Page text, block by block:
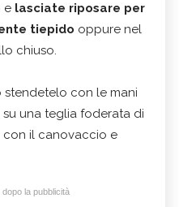
e lasciate riposare per
tiepido oppure nel
chiuso.
con le mani
una teglia foderata di
con il canovaccio e
la pubblicità